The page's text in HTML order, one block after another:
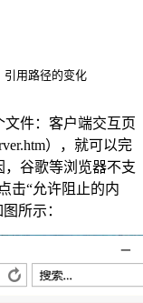
用路径的变化
文件：客户端交互页
），就可以完
谷歌等浏览器不支
击“允许阻止的内
所示：